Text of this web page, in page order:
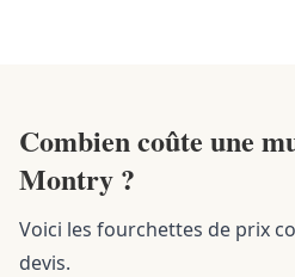
Combien coûte une
Montry ?
Voici les fourchettes de prix
devis.